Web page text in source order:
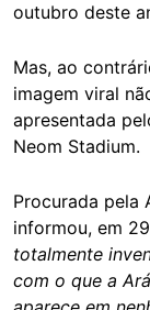
outubro deste
Mas, ao
imagem viral
apresentada
Neom Stadium.
Procurada pela
informou, em
totalmente
com o que a